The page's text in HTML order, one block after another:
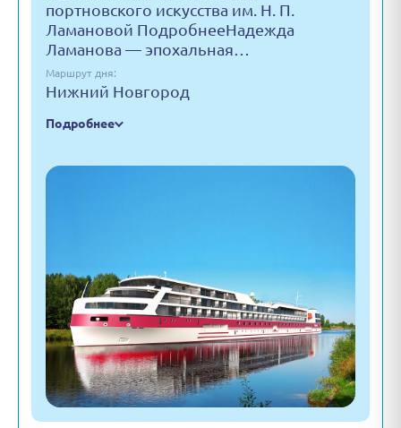
портновского искусства им. Н. П.
Ламановой ПодробнееНадежда
Ламанова — эпохальная…
Маршрут дня:
Нижний Новгород
Подробнее